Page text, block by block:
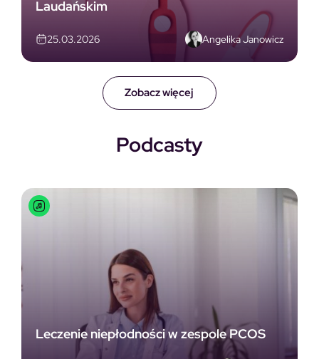
Zobacz więcej
Laudańskim
25.03.2026 Angelika Janowicz
Podcasty
Leczenie niepłodności w zespole PCOS